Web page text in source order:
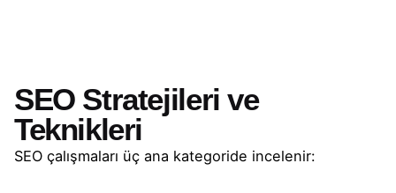
SEO Stratejileri ve
Teknikleri
SEO çalışmaları üç ana kategoride incelenir: